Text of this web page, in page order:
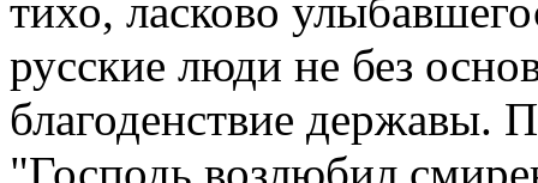
тихо, ласково
русские люди не без
благоденствие державы.